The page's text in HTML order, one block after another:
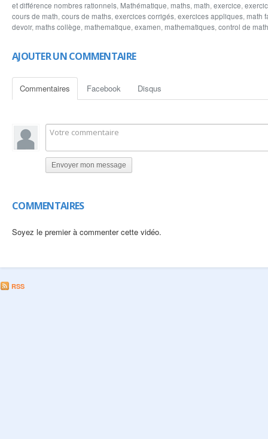
et différence nombres rationnels, Mathématique, maths, math, exercice,
cours de math, cours de maths, exercices corrigés, exercices appliques, math
devoir, maths collège, mathematique, examen, mathematiques, control de
AJOUTER UN COMMENTAIRE
Commentaires Facebook Disqus
Envoyer mon message
COMMENTAIRES
Soyez le premier à commenter cette vidéo.
RSS